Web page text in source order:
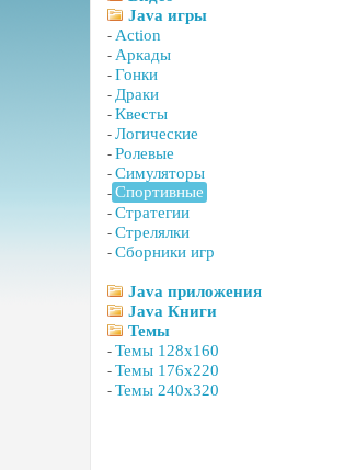
Java игры
- Action
- Аркады
-Гонки
- Драки
-Квесты
-Логические
-Ролевые
-Симуляторы
- Спортивные
-Стратегии
-Стрелялки
-Сборники игр
Java приложения
Java Книги
Темы
-Темы 128x160
-Темы 176x220
-Темы 240x320